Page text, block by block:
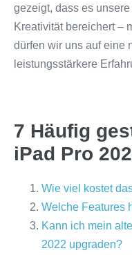
gezeigt, dass es
Kreativität bereichert –
dürfen wir uns auf eine
leistungsstärkere
7 Häufig
iPad Pro
Wie viel kostet
Welche Features
Kann ich mein
2022 upgraden?